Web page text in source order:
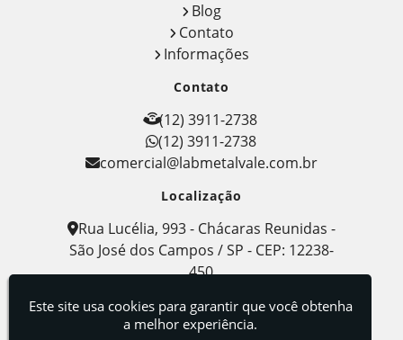
Blog
Contato
Informações
Contato
(12) 3911-2738
(12) 3911-2738
comercial@labmetalvale.com.br
Localização
Rua Lucélia, 993 - Chácaras Reunidas -
São José dos Campos / SP - CEP: 12238-
450
Labmetal - Indústria, Comércio e Serviços de
Metalografia
Este site usa cookies para garantir que você obtenha
a melhor experiência.